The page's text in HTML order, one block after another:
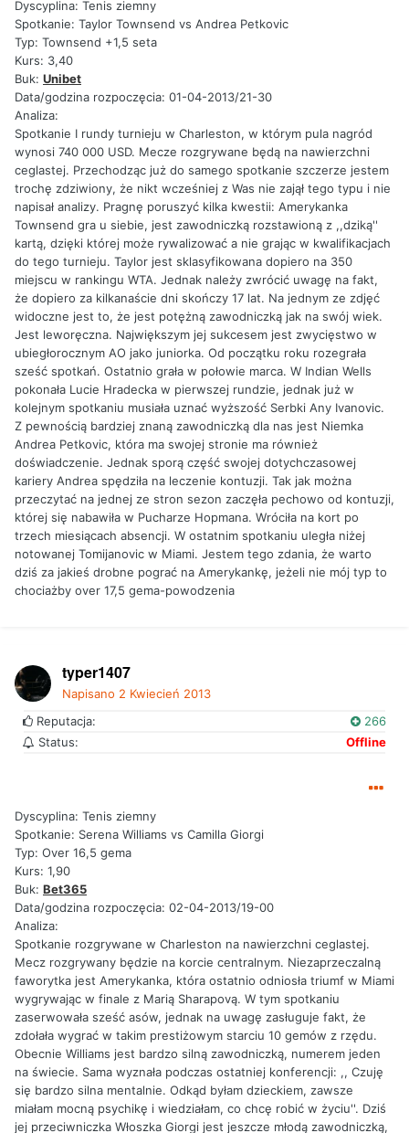
Dyscyplina: Tenis ziemny
Spotkanie: Taylor Townsend vs Andrea Petkovic
Typ: Townsend +1,5 seta
Kurs: 3,40
Buk: Unibet
Data/godzina rozpoczęcia: 01-04-2013/21-30
Analiza:
Spotkanie I rundy turnieju w Charleston, w którym pula nagród
wynosi 740 000 USD. Mecze rozgrywane będą na nawierzchni
ceglastej. Przechodząc już do samego spotkanie szczerze jestem
trochę zdziwiony, że nikt wcześniej z Was nie zajął tego typu i nie
napisał analizy. Pragnę poruszyć kilka kwestii: Amerykanka
Townsend gra u siebie, jest zawodniczką rozstawioną z ,,dziką''
kartą, dzięki której może rywalizować a nie grając w kwalifikacjach
do tego turnieju. Taylor jest sklasyfikowana dopiero na 350
miejscu w rankingu WTA. Jednak należy zwrócić uwagę na fakt,
że dopiero za kilkanaście dni skończy 17 lat. Na jednym ze zdjęć
widoczne jest to, że jest potężną zawodniczką jak na swój wiek.
Jest leworęczna. Największym jej sukcesem jest zwycięstwo w
ubiegłorocznym AO jako juniorka. Od początku roku rozegrała
sześć spotkań. Ostatnio grała w połowie marca. W Indian Wells
pokonała Lucie Hradecka w pierwszej rundzie, jednak już w
kolejnym spotkaniu musiała uznać wyższość Serbki Any Ivanovic.
Z pewnością bardziej znaną zawodniczką dla nas jest Niemka
Andrea Petkovic, która ma swojej stronie ma również
doświadczenie. Jednak sporą część swojej dotychczasowej
kariery Andrea spędziła na leczenie kontuzji. Tak jak można
przeczytać na jednej ze stron sezon zaczęła pechowo od kontuzji,
której się nabawiła w Pucharze Hopmana. Wróciła na kort po
trzech miesiącach absencji. W ostatnim spotkaniu uległa niżej
notowanej Tomijanovic w Miami. Jestem tego zdania, że warto
dziś za jakieś drobne pograć na Amerykankę, jeżeli nie mój typ to
chociażby over 17,5 gema-powodzenia
typer1407
Napisano 2 Kwiecień 2013
Reputacja:
266
Status:
Offline
Dyscyplina: Tenis ziemny
Spotkanie: Serena Williams vs Camilla Giorgi
Typ: Over 16,5 gema
Kurs: 1,90
Buk: Bet365
Data/godzina rozpoczęcia: 02-04-2013/19-00
Analiza:
Spotkanie rozgrywane w Charleston na nawierzchni ceglastej.
Mecz rozgrywany będzie na korcie centralnym. Niezaprzeczalną
faworytka jest Amerykanka, która ostatnio odniosła triumf w Miami
wygrywając w finale z Marią Sharapovą. W tym spotkaniu
zaserwowała sześć asów, jednak na uwagę zasługuje fakt, że
zdołała wygrać w takim prestiżowym starciu 10 gemów z rzędu.
Obecnie Williams jest bardzo silną zawodniczką, numerem jeden
na świecie. Sama wyznała podczas ostatniej konferencji: ,, Czuję
się bardzo silna mentalnie. Odkąd byłam dzieckiem, zawsze
miałam mocną psychikę i wiedziałam, co chcę robić w życiu''. Dziś
jej przeciwniczka Włoszka Giorgi jest jeszcze młodą zawodniczką,